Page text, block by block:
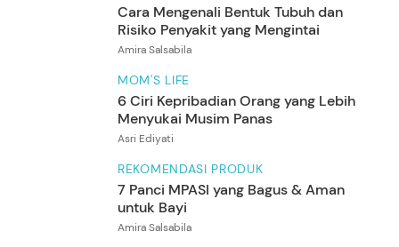
Cara Mengenali Bentuk Tubuh dan
Risiko Penyakit yang Mengintai
Amira Salsabila
MOM'S LIFE
6 Ciri Kepribadian Orang yang Lebih
Menyukai Musim Panas
Asri Ediyati
REKOMENDASI PRODUK
7 Panci MPASI yang Bagus & Aman
untuk Bayi
Amira Salsabila